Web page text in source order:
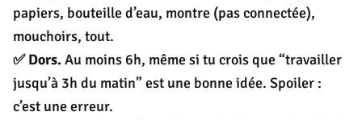
papiers, bouteille d’eau, montre (pas connectée),
mouchoirs, tout.
✅ Dors. Au moins 6h, même si tu crois que “travailler
jusqu’à 3h du matin” est une bonne idée. Spoiler :
c’est une erreur.